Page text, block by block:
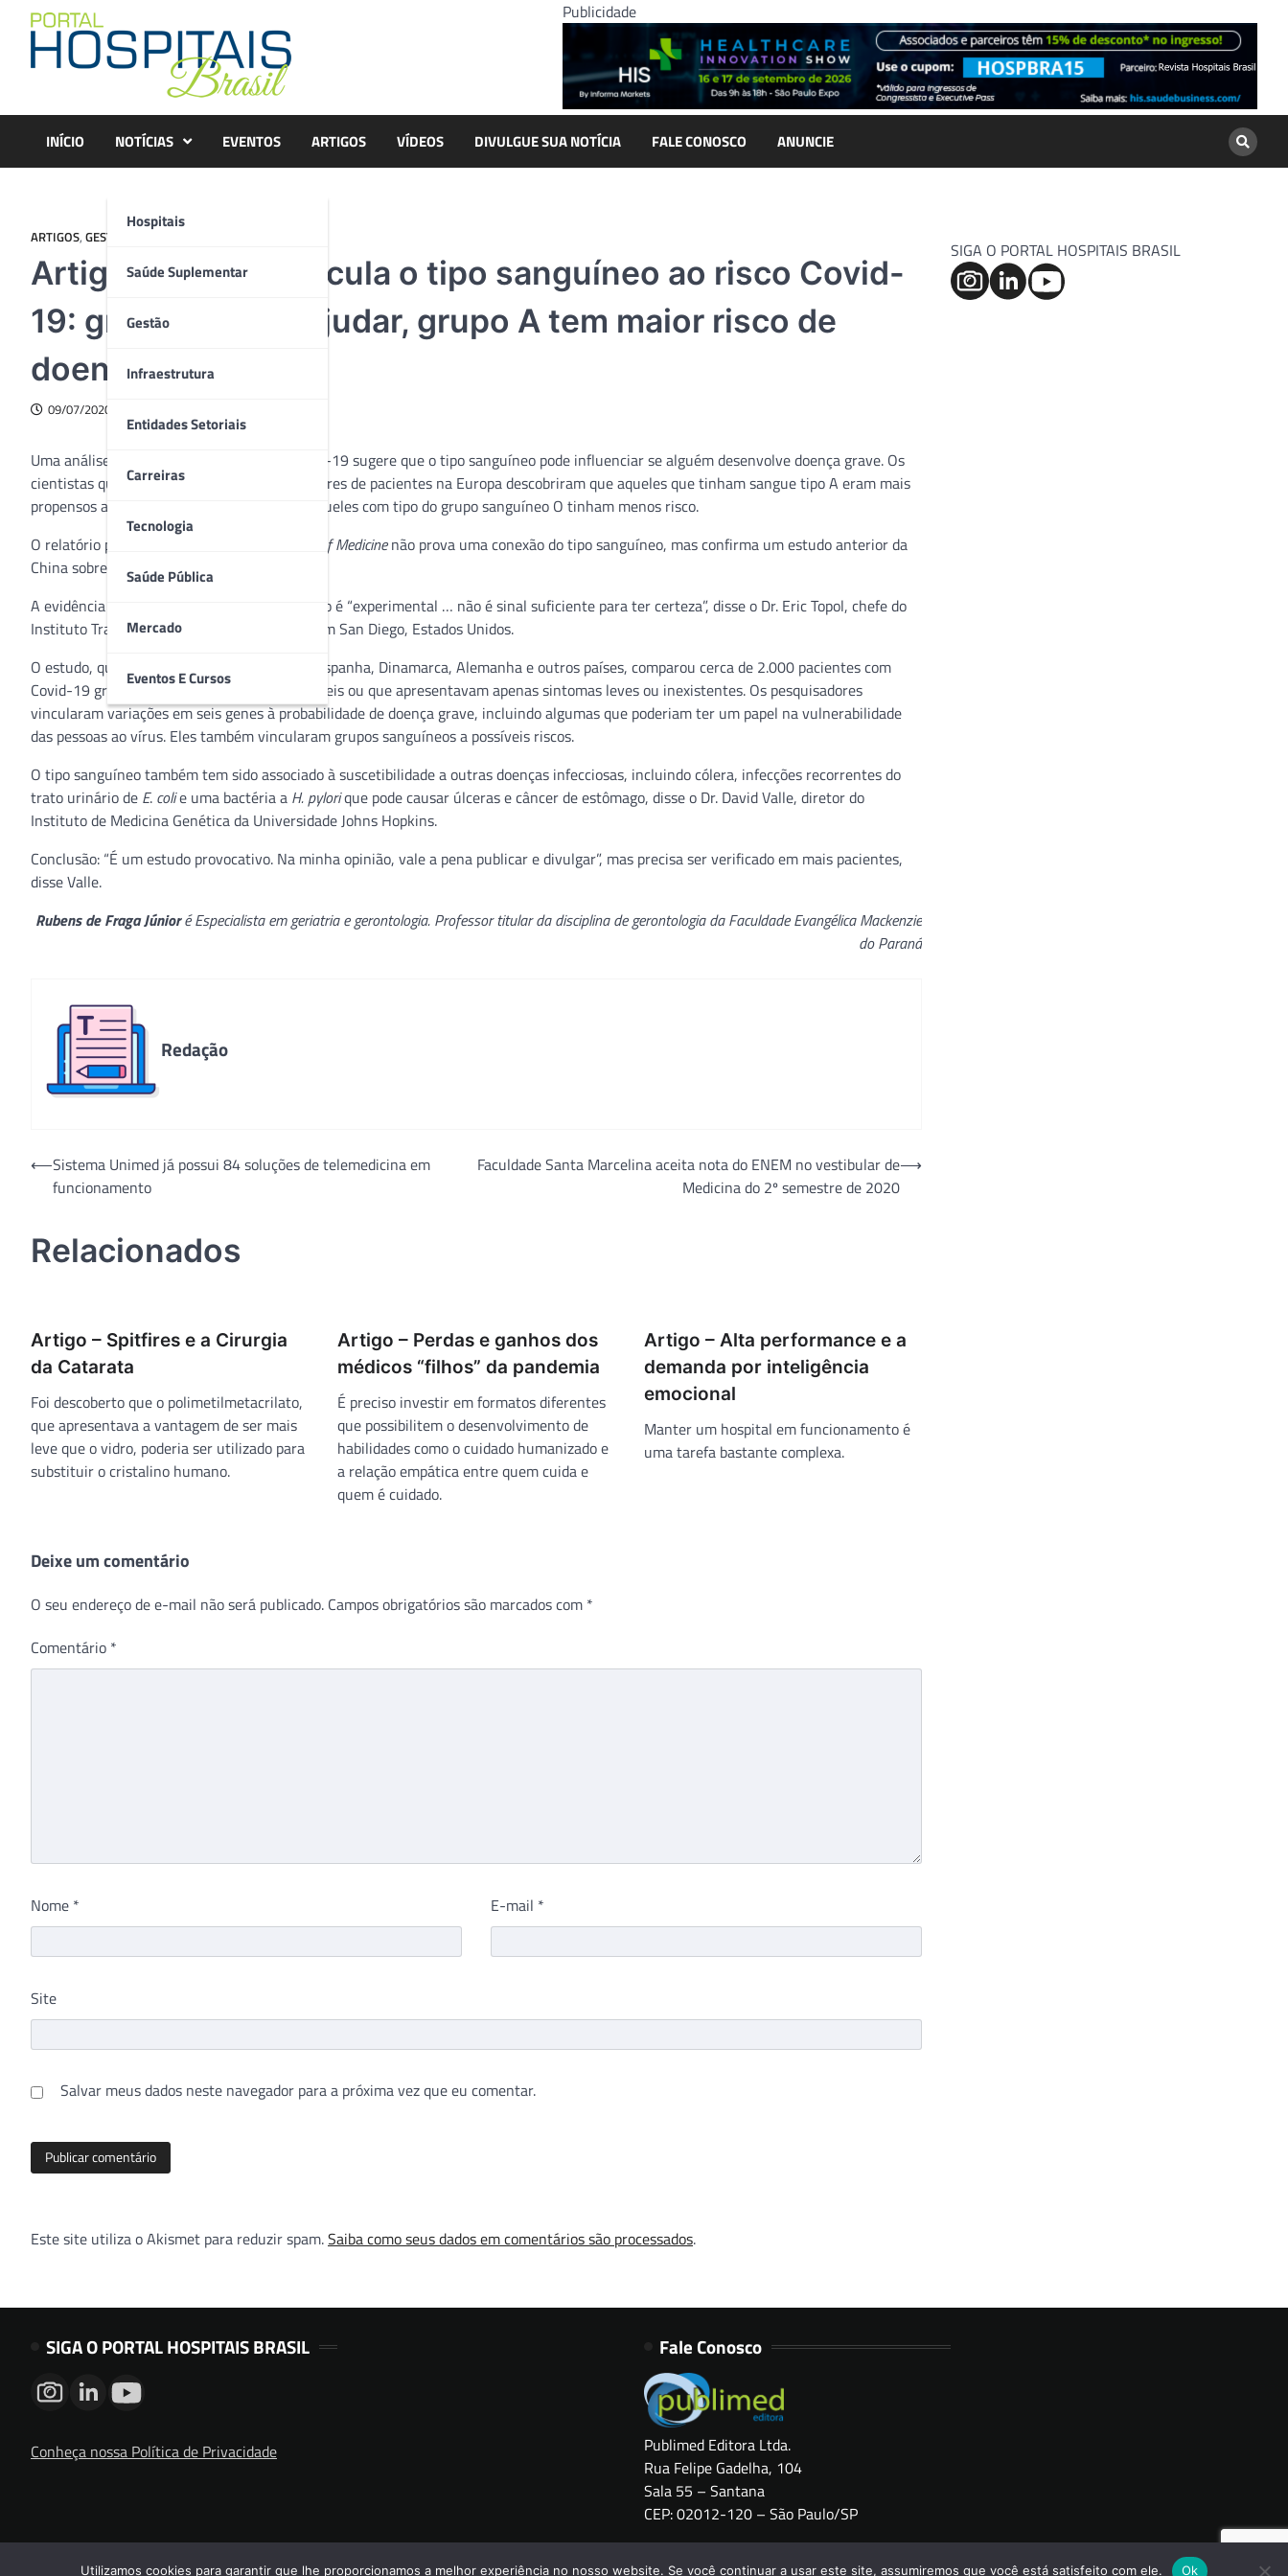
content
Publicidade
INÍCIO NOTÍCIAS
Hospitais
Saúde Suplementar
Gestão
Infraestrutura
Entidades Setoriais
Carreiras
Tecnologia
Saúde Pública
Mercado
Eventos E Cursos
EVENTOS ARTIGOS VÍDEOS DIVULGUE SUA NOTÍCIA FALE CONOSCO ANUNCIE
ARTIGOS, GESTÃO
Artigo – Estudo vincula o tipo sanguíneo ao risco Covid-
19: grupo O pode ajudar, grupo A tem maior risco de
doença grave
09/07/2020
Uma análise genética de pacientes com Covid-19 sugere que o tipo sanguíneo pode influenciar se alguém desenvolve doença grave. Os
cientistas que compararam os genes de milhares de pacientes na Europa descobriram que aqueles que tinham sangue tipo A eram mais
propensos a ter doenças graves, enquanto aqueles com tipo do grupo sanguíneo O tinham menos risco.
O relatório publicado no
New England Journal of Medicinenão prova uma conexão do tipo sanguíneo, mas confirma um estudo anterior da
China sobre essa relação.
A evidência de um papel para o tipo sanguíneo é “experimental … não é sinal suficiente para ter certeza”, disse o Dr. Eric Topol, chefe do
Instituto Translacional de Pesquisa Scripps, em San Diego, Estados Unidos.
O estudo, que envolveu cientistas na Itália, Espanha, Dinamarca, Alemanha e outros países, comparou cerca de 2.000 pacientes com
Covid-19 grave a milhares de pessoas saudáveis ou que apresentavam apenas sintomas leves ou inexistentes. Os pesquisadores
vincularam variações em seis genes à probabilidade de doença grave, incluindo algumas que poderiam ter um papel na vulnerabilidade
das pessoas ao vírus. Eles também vincularam grupos sanguíneos a possíveis riscos.
O tipo sanguíneo também tem sido associado à suscetibilidade a outras doenças infecciosas, incluindo cólera, infecções recorrentes do
trato urinário de E. colie uma bactéria a H. pylorique pode causar úlceras e câncer de estômago, disse o Dr. David Valle, diretor do
Instituto de Medicina Genética da Universidade Johns Hopkins.
Conclusão: “É um estudo provocativo. Na minha opinião, vale a pena publicar e divulgar”, mas precisa ser verificado em mais pacientes,
disse Valle.
Rubens de Fraga Júnioré Especialista em geriatria e gerontologia. Professor titular da disciplina de gerontologia da Faculdade Evangélica Mackenzie
do Paraná
Redação
Navegação
⟵Sistema Unimed já possui 84 soluções de telemedicina em
funcionamento
Faculdade Santa Marcelina aceita nota do ENEM no vestibular de
Medicina do 2º semestre de 2020
⟶
Relacionados
Artigo – Spitfires e a Cirurgia
da Catarata
Foi descoberto que o polimetilmetacrilato,
que apresentava a vantagem de ser mais
leve que o vidro, poderia ser utilizado para
substituir o cristalino humano.
Artigo – Perdas e ganhos dos
médicos “filhos” da pandemia
É preciso investir em formatos diferentes
que possibilitem o desenvolvimento de
habilidades como o cuidado humanizado e
a relação empática entre quem cuida e
quem é cuidado.
Artigo – Alta performance e a
demanda por inteligência
emocional
Manter um hospital em funcionamento é
uma tarefa bastante complexa.
Deixe um comentário
O seu endereço de e-mail não será publicado. Campos obrigatórios são marcados com *
Comentário *
Nome * E-mail *
Site
Salvar meus dados neste navegador para a próxima vez que eu comentar.
Este site utiliza o Akismet para reduzir spam.Saiba como seus dados em comentários são processados.
SIGA O PORTAL HOSPITAIS BRASIL
SIGA O PORTAL HOSPITAIS BRASIL
Conheça nossa Política de Privacidade
Fale Conosco
Publimed Editora Ltda.
Rua Felipe Gadelha, 104
Sala 55 – Santana
CEP: 02012-120 – São Paulo/SP
Utilizamos cookies para garantir que lhe proporcionamos a melhor experiência no nosso website. Se você continuar a usar este site, assumiremos que você está satisfeito com ele. Ok